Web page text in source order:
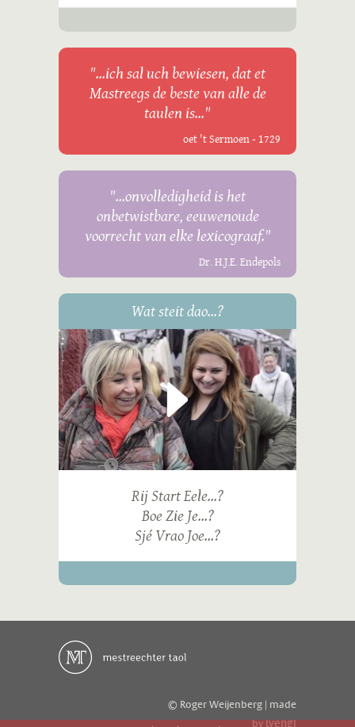
"...ich sal uch bewiesen, dat et
Mastreegs de beste van alle de
taulen is..."
oet 't Sermoen - 1729
"...onvolledigheid is het
onbetwistbare, eeuwenoude
voorrecht van elke lexicograaf."
Dr. H.J.E. Endepols
Wat steit dao...?
Rij Start Eele...?
Boe Zie Je...?
Sjé Vrao Joe...?
© Roger Weijenberg | made
byivengi